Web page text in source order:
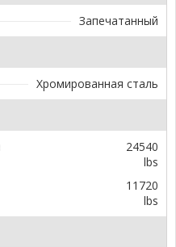
Запечатанный
Хромированная сталь
24540
lbs
11720
lbs